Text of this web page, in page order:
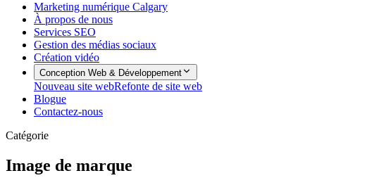
Marketing numérique Calgary
À propos de nous
Services SEO
Gestion des médias sociaux
Création vidéo
Conception Web & Développement
Nouveau site webRefonte de site web
Blogue
Contactez-nous
Catégorie
Image de marque